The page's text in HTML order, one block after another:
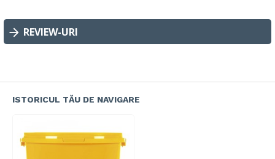
REVIEW-URI
ISTORICUL TĂU DE NAVIGARE